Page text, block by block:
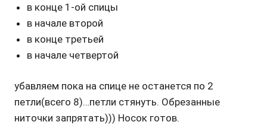
в конце 1-ой спицы
в начале второй
в конце третьей
в начале четвертой
убавляем пока на спице не останется по 2
петли(всего 8)…петли стянуть. Обрезанные
ниточки запрятать))) Носок готов.